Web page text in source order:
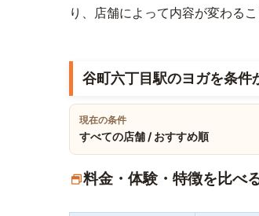
り、店舗によって内容が変わる
谷町六丁目駅のヨガを条件
現在の条件
すべての店舗 / おすすめ順
料金・体験・特徴を比べ